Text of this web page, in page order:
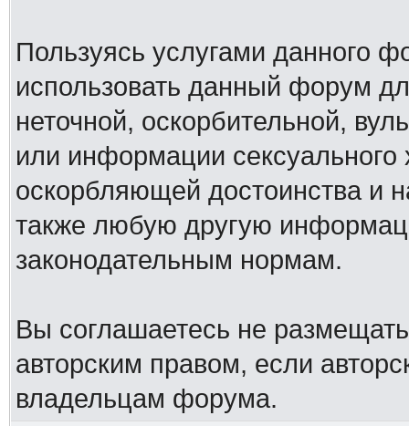
Пользуясь услугами данного
использовать данный форум
неточной, оскорбительной,
или информации
оскорбляющей достоинства и
также любую другую
законодательным нормам.
Вы соглашаетесь не
авторским правом, если
владельцам форума.